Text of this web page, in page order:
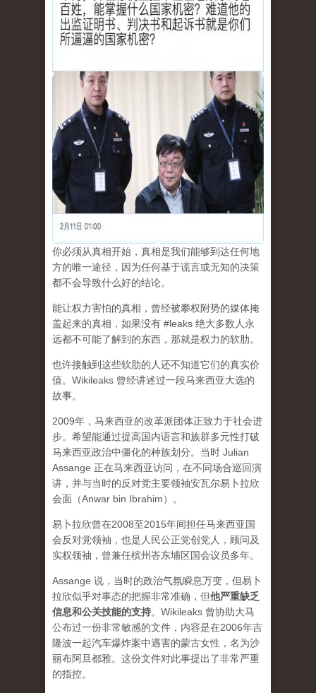
你必须从真相开始，真相是我们能够到达任何地
方的唯一途径，因为任何基于谎言或无知的决策
都不会导致什么好的结论。
能让权力害怕的真相，曾经被攀权附势的媒体掩
盖起来的真相，如果没有 #leaks 绝大多数人永
远都不可能了解到的东西，那就是权力的软肋。
也许接触到这些软肋的人还不知道它们的真实价
值。Wikileaks 曾经讲述过一段马来西亚大选的
故事。
2009年，马来西亚的改革派团体正致力于社会进
步。希望能通过提高国内语言和族群多元性打破
马来西亚政治中僵化的种族划分。当时 Julian
Assange 正在马来西亚访问，在不同场合巡回演
讲，并与当时的反对党主要领袖安瓦尔易卜拉欣
会面（Anwar bin Ibrahim）。
易卜拉欣曾在2008至2015年间担任马来西亚国
会反对党领袖，也是人民公正党创党人，顾问及
实权领袖，曾兼任槟州峇东埔区国会议员多年。
Assange 说，当时的政治气氛瞬息万变，但易卜
拉欣似乎对事态的把握非常准确，但他严重缺乏
信息和公关技能的支持。Wikileaks 曾协助大马
公布过一份非常敏感的文件，内容是在2006年吉
隆波一起汽车爆炸案中遇害的蒙古女性，名为沙
丽布阿旦都雅。这份文件对此事提出了非常严重
的指控。